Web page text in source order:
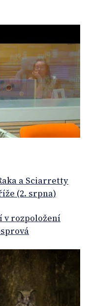
a Sciarretty
(2. srpna)
v rozpoložení